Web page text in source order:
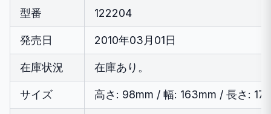
型番 122204
発売日 2010年03月01日
在庫状況 在庫あり。
サイズ 高さ: 98mm / 幅: 163mm / 長さ: